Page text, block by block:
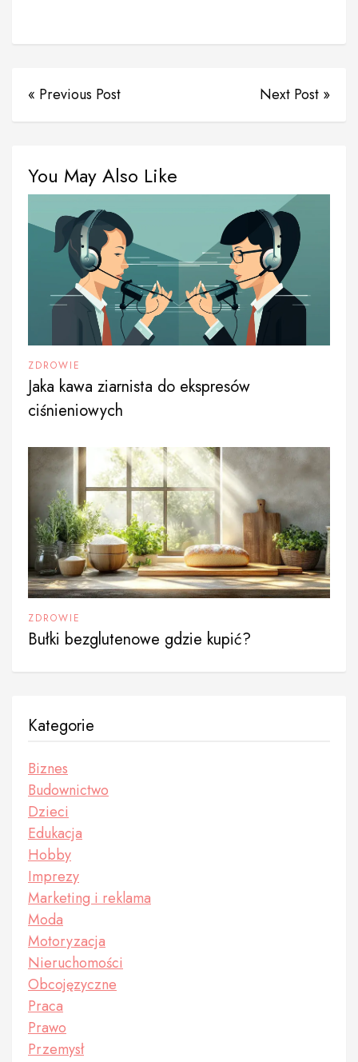
« Previous Post Next Post »
You May Also Like
ZDROWIE
Jaka kawa ziarnista do ekspresów
ciśnieniowych
ZDROWIE
Bułki bezglutenowe gdzie kupić?
Kategorie
Biznes
Budownictwo
Dzieci
Edukacja
Hobby
Imprezy
Marketing i reklama
Moda
Motoryzacja
Nieruchomości
Obcojęzyczne
Praca
Prawo
Przemysł